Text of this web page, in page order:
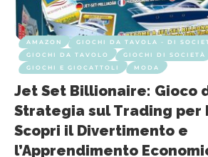
AMAZON
GIOCHI DA TAVOLA - DI
GIOCHI DA TAVOLO
GIOCHI DI SOCIETÀ
GIOCHI E GIOCATTOLI
MODA
Jet Set Billionaire: Gioco
Strategia sul Trading per
Scopri il Divertimento e
l’Apprendimento